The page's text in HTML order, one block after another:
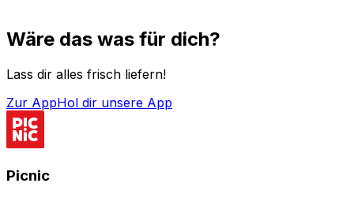
Wäre das was für dich?
Lass dir alles frisch liefern!
Zur AppHol dir unsere App
Picnic